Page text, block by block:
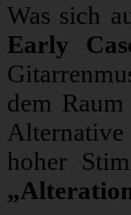
Was sich
Early
dem
hoher